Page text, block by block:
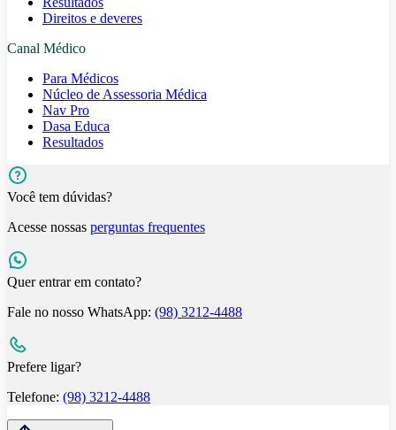
Direitos e deveres
Canal Médico
Para Médicos
Núcleo de Assessoria Médica
Nav Pro
Dasa Educa
Resultados
Você tem dúvidas?
Acesse nossas perguntas frequentes
Quer entrar em contato?
Fale no nosso WhatsApp: (98) 3212-4488
Prefere ligar?
Telefone: (98) 3212-4488